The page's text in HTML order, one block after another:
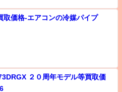
取価格-エアコンの冷媒パイプ
２０周年モデル等買取価